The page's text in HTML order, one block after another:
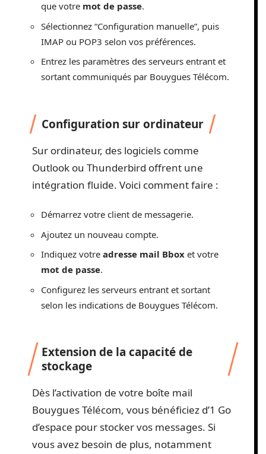
que votre mot de passe.
Sélectionnez “Configuration manuelle”, puis
IMAP ou POP3 selon vos préférences.
Entrez les paramètres des serveurs entrant et
sortant communiqués par Bouygues Télécom.
Configuration sur ordinateur
Sur ordinateur, des logiciels comme
Outlook ou Thunderbird offrent une
intégration fluide. Voici comment faire :
Démarrez votre client de messagerie.
Ajoutez un nouveau compte.
Indiquez votre adresse mail Bbox et votre
mot de passe.
Configurez les serveurs entrant et sortant
selon les indications de Bouygues Télécom.
Extension de la capacité de
stockage
Dès l’activation de votre boîte mail
Bouygues Télécom, vous bénéficiez d’1 Go
d’espace pour stocker vos messages. Si
vous avez besoin de plus, notamment